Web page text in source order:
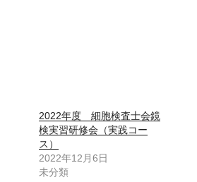
2022年度 細胞検査士会鏡
検実習研修会（実践コー
ス）
2022年12月6日
未分類